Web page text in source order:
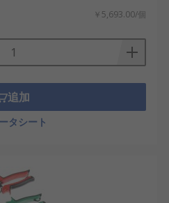
￥5,693.00/個
追加
タシート